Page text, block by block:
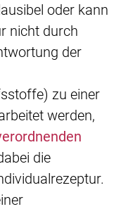
oder kann
nicht durch
der
zu einer
werden,
die